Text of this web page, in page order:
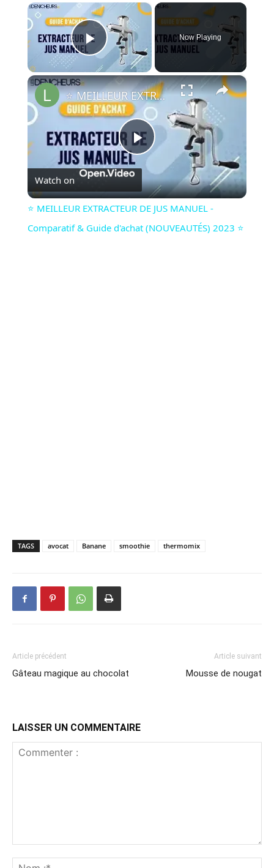
×
Play Video
Now Playing
×
Play
Video
⭐️ MEILLEUR EXTRACTEUR DE JUS MANUEL - Comparatif & Guide d'achat (NOUVEAUTÉS) 2023 ⭐️
Watch on
⭐️ MEILLEUR EXTRACTEUR DE JUS MANUEL -
Comparatif & Guide d'achat (NOUVEAUTÉS) 2023 ⭐️
TAGS avocat Banane smoothie thermomix
Article précédent
Gâteau magique au chocolat
Article suivant
Mousse de nougat
LAISSER UN COMMENTAIRE